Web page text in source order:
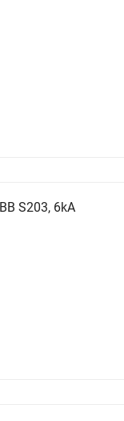
S203, 6kA